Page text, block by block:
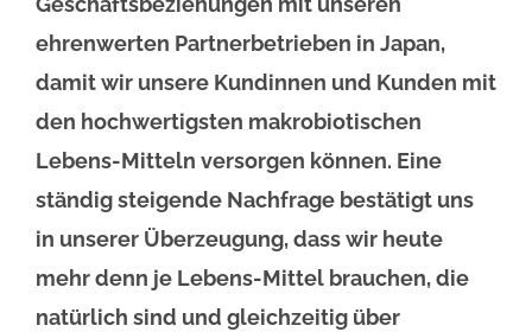
ehrenwerten Partnerbetrieben in Japan,
damit wir unsere Kundinnen und Kunden mit
den hochwertigsten makrobiotischen
Lebens-Mitteln versorgen können. Eine
ständig steigende Nachfrage bestätigt uns
in unserer Überzeugung, dass wir heute
mehr denn je Lebens-Mittel brauchen, die
natürlich sind und gleichzeitig über